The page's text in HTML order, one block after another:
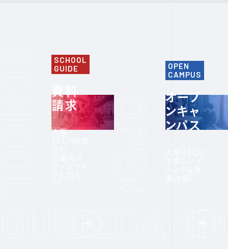
SCHOOL
GUIDE
資料
請求
大阪
OPEN
CAMPUS
オープ
ンキャ
ンパス
で楽しいイ
ベント＆授
業体験!